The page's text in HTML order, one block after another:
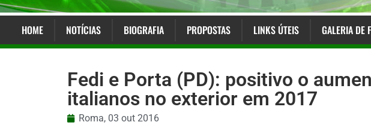
HOME NOTÍCIAS BIOGRAFIA PROPOSTAS LINKS ÚTEIS GALERIA DE
Fedi e Porta (PD): positivo o
italianos no exterior em 2017
Roma, 03 out 2016